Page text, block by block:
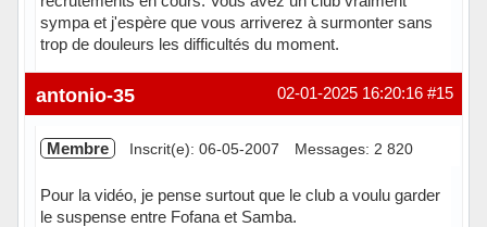
sympa et j'espère que vous arriverez à surmonter sans
trop de douleurs les difficultés du moment.
Hors ligne #15
02-01-2025 16:20:16
antonio-35
Membre Inscrit(e): 06-05-2007 Messages: 2 820
Pour la vidéo, je pense surtout que le club a voulu garder
le suspense entre Fofana et Samba.